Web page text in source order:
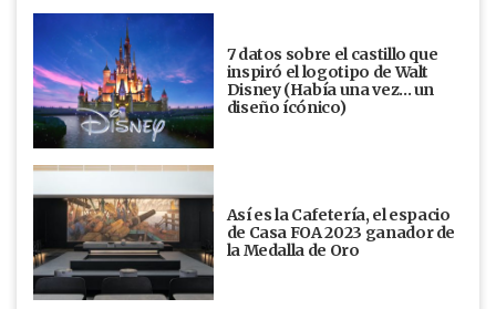
7 datos sobre el castillo que
inspiró el logotipo de Walt
Disney (Había una vez... un
diseño ícónico)
Así es la Cafetería, el espacio
de Casa FOA 2023 ganador de
la Medalla de Oro